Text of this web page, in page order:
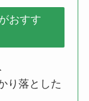
おすす
り落とした